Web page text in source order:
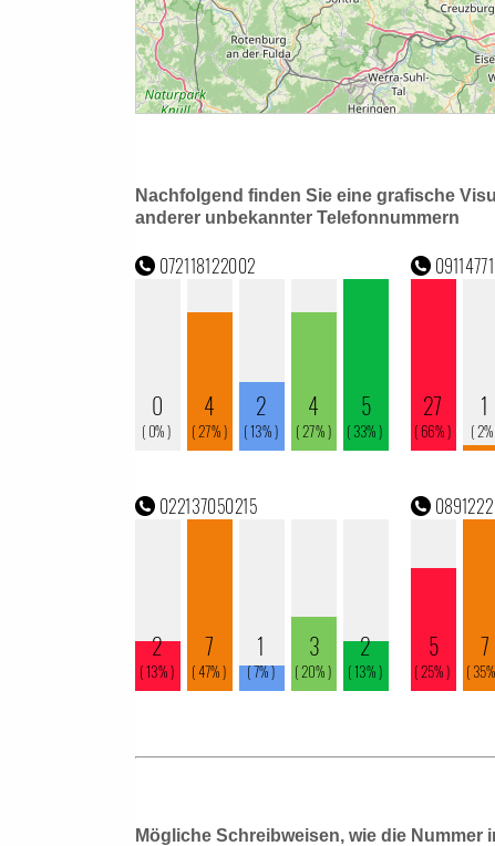
Nachfolgend finden Sie eine grafische
anderer unbekannter Telefonnummern
Mögliche Schreibweisen, wie die Nummer